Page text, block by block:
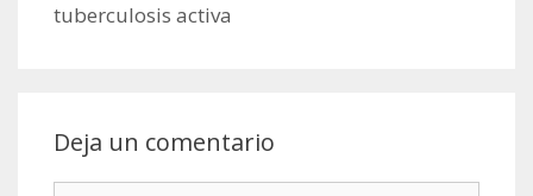
tuberculosis activa
Deja un comentario